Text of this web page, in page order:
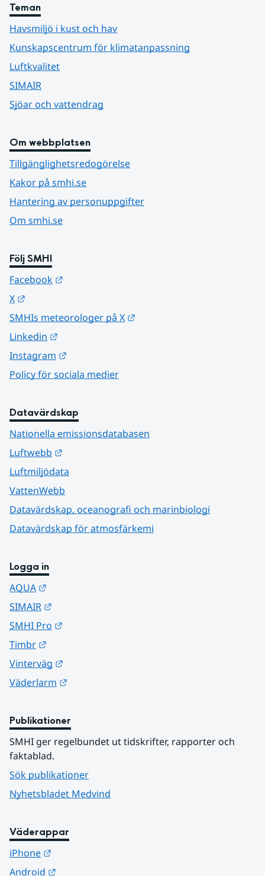
Teman
Havsmiljö i kust och hav
Kunskapscentrum för klimatanpassning
Luftkvalitet
SIMAIR
Sjöar och vattendrag
Om webbplatsen
Tillgänglighetsredogörelse
Kakor på smhi.se
Hantering av personuppgifter
Om smhi.se
Följ SMHI
Facebook
X
SMHIs meteorologer på X
Linkedin
Instagram
Policy för sociala medier
Datavärdskap
Nationella emissionsdatabasen
Luftwebb
Luftmiljödata
VattenWebb
Datavärdskap, oceanografi och marinbiologi
Datavärdskap för atmosfärkemi
Logga in
AQUA
SIMAIR
SMHI Pro
Timbr
Vinterväg
Väderlarm
Publikationer
SMHI ger regelbundet ut tidskrifter, rapporter och
faktablad.
Sök publikationer
Nyhetsbladet Medvind
Väderappar
iPhone
Android